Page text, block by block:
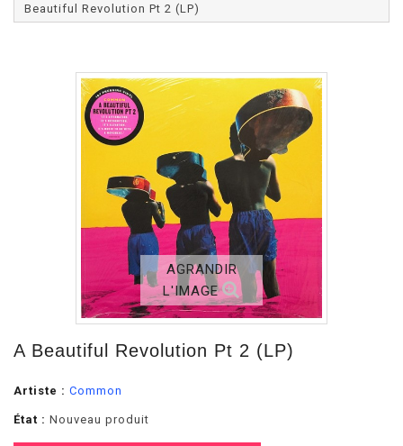
Beautiful Revolution Pt 2 (LP)
AGRANDIR
L'IMAGE
A Beautiful Revolution Pt 2 (LP)
Artiste : Common
État : Nouveau produit